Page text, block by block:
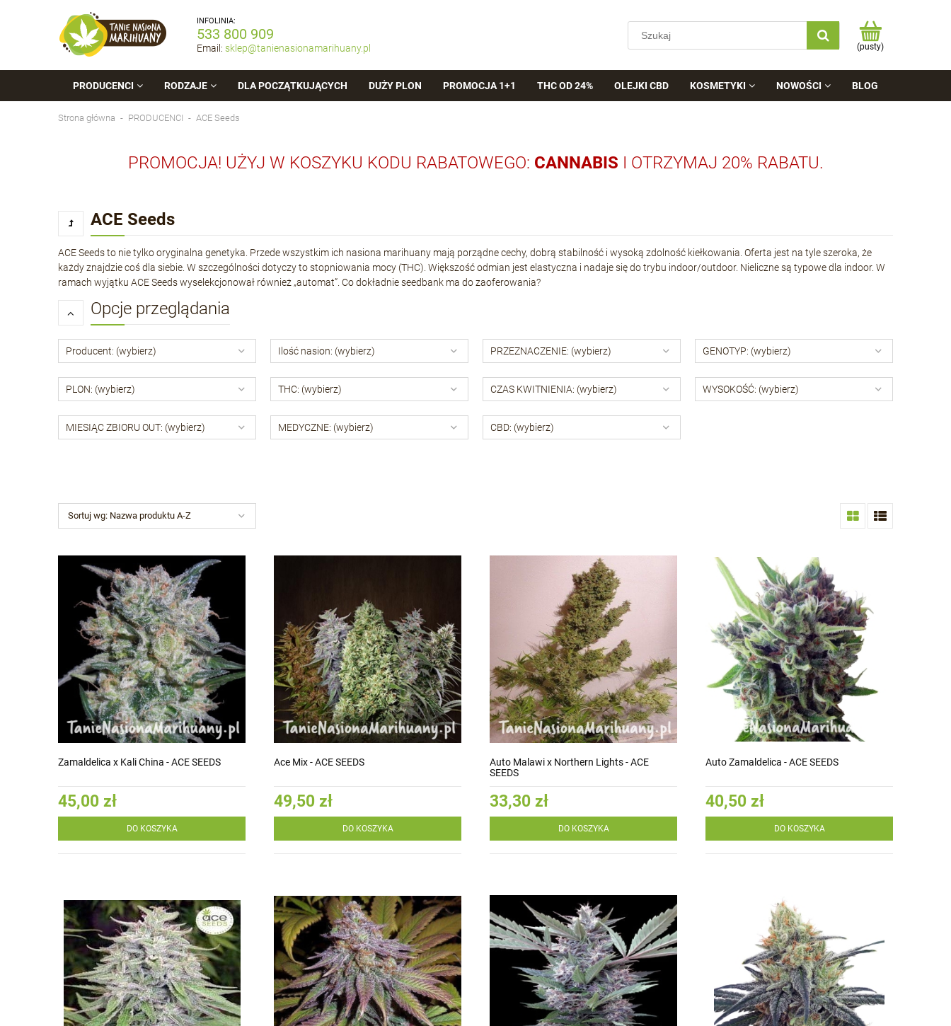
INFOLINIA:
533 800 909
Email: sklep@tanienasionamarihuany.pl (pusty)
PRODUCENCI RODZAJE DLA POCZĄTKUJĄCYCH DUŻY PLON PROMOCJA 1+1 THC OD 24% OLEJKI CBD KOSMETYKI NOWOŚCI BLOG
Strona główna PRODUCENCI ACE Seeds
PROMOCJA! UŻYJ W KOSZYKU KODU RABATOWEGO: CANNABIS I OTRZYMAJ 20% RABATU.
ACE Seeds
ACE Seeds to nie tylko oryginalna genetyka. Przede wszystkim ich nasiona marihuany mają porządne cechy, dobrą stabilność i wysoką zdolność kiełkowania. Oferta jest na tyle szeroka, że
każdy znajdzie coś dla siebie. W szczególności dotyczy to stopniowania mocy (THC). Większość odmian jest elastyczna i nadaje się do trybu indoor/outdoor. Nieliczne są typowe dla indoor. W
ramach wyjątku ACE Seeds wyselekcjonował również „automat”. Co dokładnie seedbank ma do zaoferowania?
Opcje przeglądania
Producent: (wybierz) Ilość nasion: (wybierz) PRZEZNACZENIE: (wybierz) GENOTYP: (wybierz)
PLON: (wybierz) THC: (wybierz) CZAS KWITNIENIA: (wybierz) WYSOKOŚĆ: (wybierz)
MIESIĄC ZBIORU OUT: (wybierz) MEDYCZNE: (wybierz) CBD: (wybierz)
Sortuj wg: Nazwa produktu A-Z
Zamaldelica x Kali China - ACE SEEDS
45,00 zł
DO KOSZYKA
Ace Mix - ACE SEEDS
49,50 zł
DO KOSZYKA
Auto Malawi x Northern Lights - ACE
SEEDS
33,30 zł
DO KOSZYKA
Auto Zamaldelica - ACE SEEDS
40,50 zł
DO KOSZYKA